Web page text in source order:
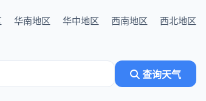
华南地区 华中地区 西南地区 西北地区
查询天气